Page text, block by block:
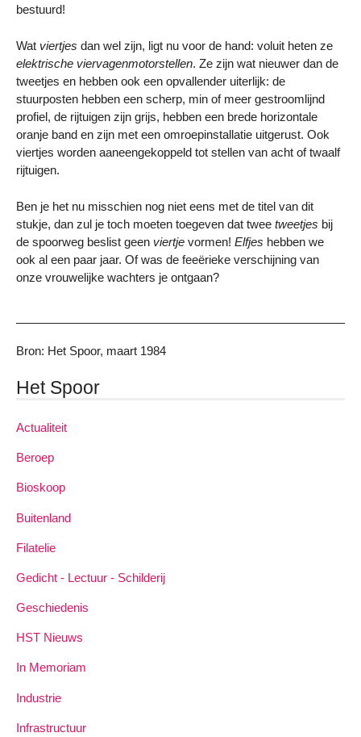
bestuurd!
Wat viertjes dan wel zijn, ligt nu voor de hand: voluit heten ze
elektrische viervagenmotorstellen. Ze zijn wat nieuwer dan de
tweetjes en hebben ook een opvallender uiterlijk: de
stuurposten hebben een scherp, min of meer gestroomlijnd
profiel, de rijtuigen zijn grijs, hebben een brede horizontale
oranje band en zijn met een omroepinstallatie uitgerust. Ook
viertjes worden aaneengekoppeld tot stellen van acht of twaalf
rijtuigen.
Ben je het nu misschien nog niet eens met de titel van dit
stukje, dan zul je toch moeten toegeven dat twee tweetjes bij
de spoorweg beslist geen viertje vormen! Elfjes hebben we
ook al een paar jaar. Of was de feeërieke verschijning van
onze vrouwelijke wachters je ontgaan?
Bron: Het Spoor, maart 1984
Het Spoor
Actualiteit
Beroep
Bioskoop
Buitenland
Filatelie
Gedicht - Lectuur - Schilderij
Geschiedenis
HST Nieuws
In Memoriam
Industrie
Infrastructuur